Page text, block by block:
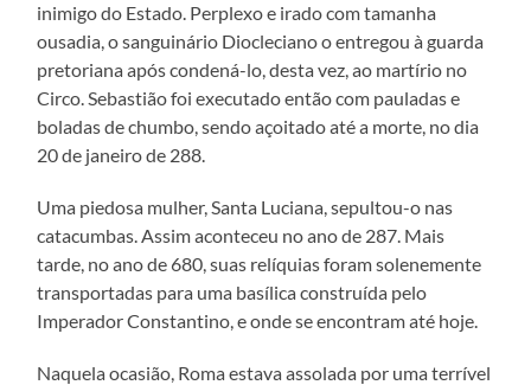
inimigo do Estado. Perplexo e irado com tamanha
ousadia, o sanguinário Diocleciano o entregou à guarda
pretoriana após condená-lo, desta vez, ao martírio no
Circo. Sebastião foi executado então com pauladas e
boladas de chumbo, sendo açoitado até a morte, no dia
20 de janeiro de 288.
Uma piedosa mulher, Santa Luciana, sepultou-o nas
catacumbas. Assim aconteceu no ano de 287. Mais
tarde, no ano de 680, suas relíquias foram solenemente
transportadas para uma basílica construída pelo
Imperador Constantino, e onde se encontram até hoje.
Naquela ocasião, Roma estava assolada por uma terrível